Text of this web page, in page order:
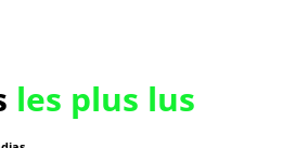
les plus lus